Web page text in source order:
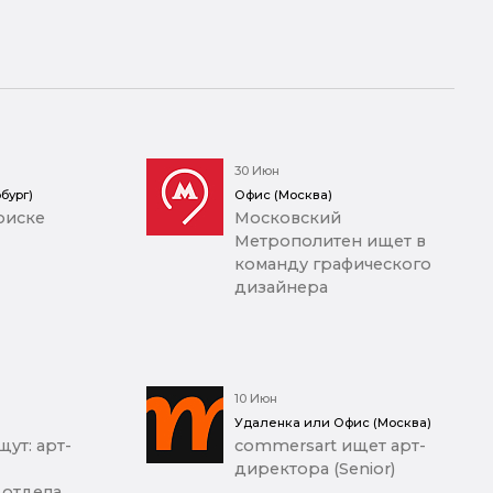
30 Июн
Офис (Москва)
Московский
Метрополитен ищет в
команду графического
дизайнера
арт-
10 Июн
Удаленка или Офис (Москва)
commersart ищет арт-
директора (Senior)